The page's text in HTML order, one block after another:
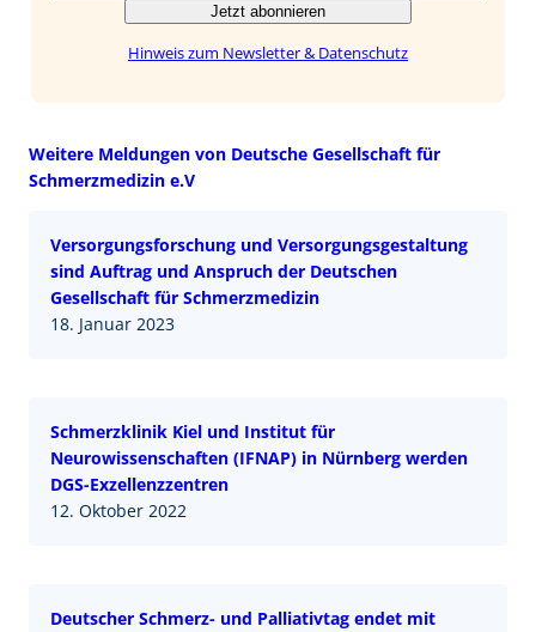
Jetzt abonnieren
Hinweis zum Newsletter & Datenschutz
Weitere Meldungen von Deutsche Gesellschaft für
Schmerzmedizin e.V
Versorgungsforschung und Versorgungsgestaltung
sind Auftrag und Anspruch der Deutschen
Gesellschaft für Schmerzmedizin
18. Januar 2023
Schmerzklinik Kiel und Institut für
Neurowissenschaften (IFNAP) in Nürnberg werden
DGS-Exzellenzzentren
12. Oktober 2022
Deutscher Schmerz- und Palliativtag endet mit